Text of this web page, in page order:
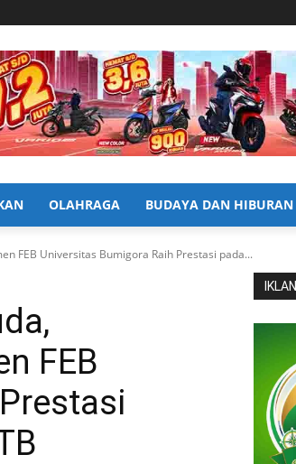
OLAHRAGA BUDAYA DAN HIBURAN
FEB Universitas Bumigora Raih Prestasi pada...
FEB
IKLAN